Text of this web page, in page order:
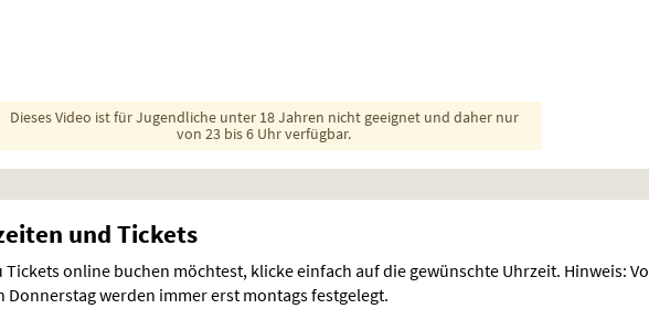
Dieses Video ist für Jugendliche unter 18 Jahren nicht geeignet und daher nur
von 23 bis 6 Uhr verfügbar.
und Tickets
Tickets online buchen möchtest, klicke einfach auf die gewünschte Uhrzeit. Hinweis:
Donnerstag werden immer erst montags festgelegt.